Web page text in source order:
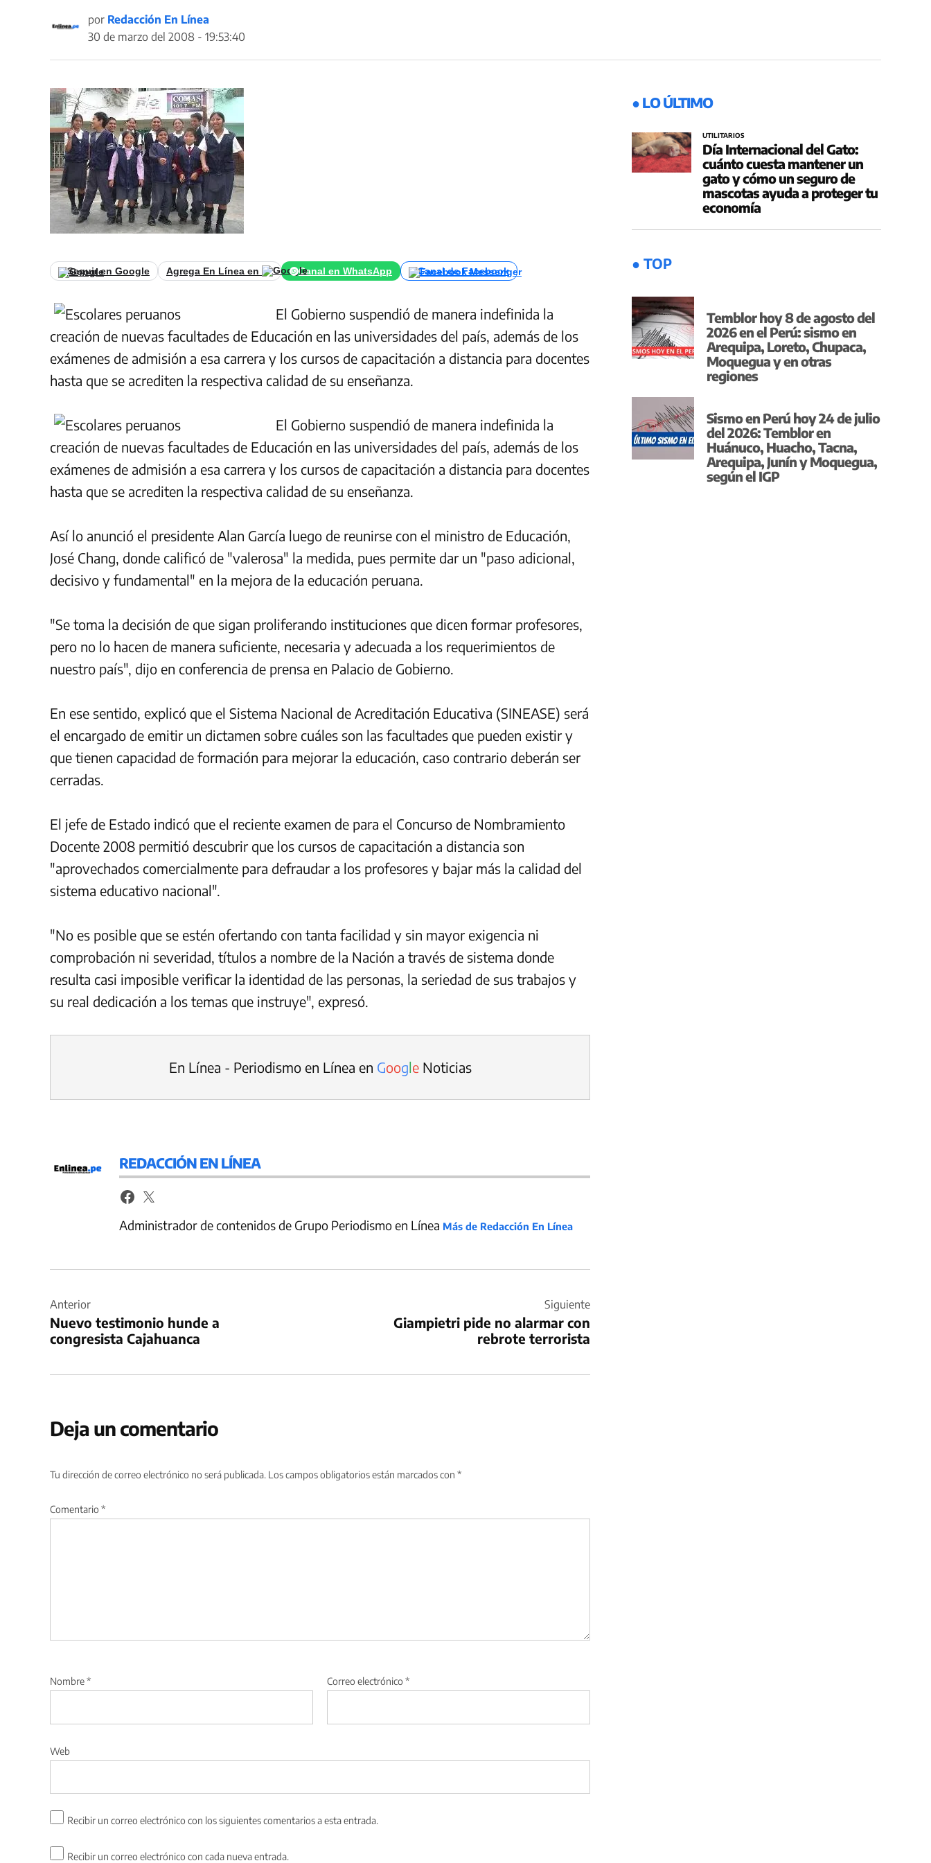
por Redacción En Línea
30 de marzo del 2008 - 19:53:40
Seguir en Google Agrega En Línea en Canal en WhatsApp Canal de Facebook
El Gobierno suspendió de manera indefinida la
creación de nuevas facultades de Educación en las universidades del país, además de los
exámenes de admisión a esa carrera y los cursos de capacitación a distancia para docentes
hasta que se acrediten la respectiva calidad de su enseñanza.
El Gobierno suspendió de manera indefinida la
creación de nuevas facultades de Educación en las universidades del país, además de los
exámenes de admisión a esa carrera y los cursos de capacitación a distancia para docentes
hasta que se acrediten la respectiva calidad de su enseñanza.
Así lo anunció el presidente Alan García luego de reunirse con el ministro de Educación,
José Chang, donde calificó de "valerosa" la medida, pues permite dar un "paso adicional,
decisivo y fundamental" en la mejora de la educación peruana.
"Se toma la decisión de que sigan proliferando instituciones que dicen formar profesores,
pero no lo hacen de manera suficiente, necesaria y adecuada a los requerimientos de
nuestro país", dijo en conferencia de prensa en Palacio de Gobierno.
En ese sentido, explicó que el Sistema Nacional de Acreditación Educativa (SINEASE) será
el encargado de emitir un dictamen sobre cuáles son las facultades que pueden existir y
que tienen capacidad de formación para mejorar la educación, caso contrario deberán ser
cerradas.
El jefe de Estado indicó que el reciente examen de para el Concurso de Nombramiento
Docente 2008 permitió descubrir que los cursos de capacitación a distancia son
"aprovechados comercialmente para defraudar a los profesores y bajar más la calidad del
sistema educativo nacional".
"No es posible que se estén ofertando con tanta facilidad y sin mayor exigencia ni
comprobación ni severidad, títulos a nombre de la Nación a través de sistema donde
resulta casi imposible verificar la identidad de las personas, la seriedad de sus trabajos y
su real dedicación a los temas que instruye", expresó.
En Línea - Periodismo en Línea en GoogleNoticias
REDACCIÓN EN LÍNEA
Administrador de contenidos de Grupo Periodismo en Línea Más de Redacción En Línea
de
entradas
Anterior
Nuevo testimonio hunde a
congresista Cajahuanca
Siguiente
Giampietri pide no alarmar con
rebrote terrorista
Deja un comentario
Tu dirección de correo electrónico no será publicada. Los campos obligatorios están marcados con *
Comentario *
Nombre* Correo electrónico *
Web
Recibir un correo electrónico con los siguientes comentarios a esta entrada.
Recibir un correo electrónico con cada nueva entrada.
● LO ÚLTIMO
UTILITARIOS
Día Internacional del Gato:
cuánto cuesta mantener un
gato y cómo un seguro de
mascotas ayuda a proteger tu
economía
● TOP
Temblor hoy 8 de agosto del
2026 en el Perú: sismo en
Arequipa, Loreto, Chupaca,
Moquegua y en otras
regiones
Sismo en Perú hoy 24 de julio
del 2026: Temblor en
Huánuco, Huacho, Tacna,
Arequipa, Junín y Moquegua,
según el IGP